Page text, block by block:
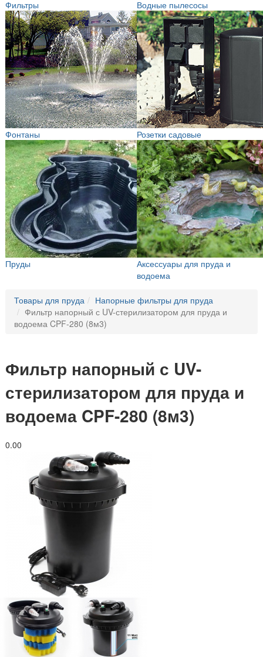
Фильтры Водные пылесосы
Фонтаны Розетки садовые
Пруды
Аксессуары для пруда и
водоема
Товары для пруда
Напорные фильтры для пруда
Фильтр напорный с UV-стерилизатором для пруда и
водоема CPF-280 (8м3)
Фильтр напорный с UV-
стерилизатором для пруда и
водоема CPF-280 (8м3)
0.00